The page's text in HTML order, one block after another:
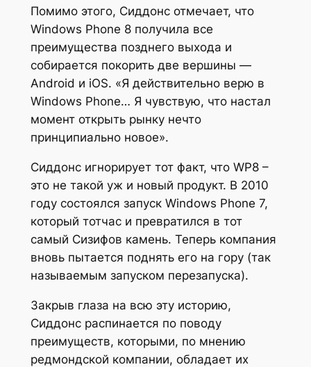
Помимо этого, Сиддонс отмечает, что
Windows Phone 8 получила все
преимущества позднего выхода и
собирается покорить две вершины —
Android и iOS. «Я действительно верю в
Windows Phone… Я чувствую, что настал
момент открыть рынку нечто
принципиально новое».
Сиддонс игнорирует тот факт, что WP8 –
это не такой уж и новый продукт. В 2010
году состоялся запуск Windows Phone 7,
который тотчас и превратился в тот
самый Сизифов камень. Теперь компания
вновь пытается поднять его на гору (так
называемым запуском перезапуска).
Закрыв глаза на всю эту историю,
Сиддонс распинается по поводу
преимуществ, которыми, по мнению
редмондской компании, обладает их